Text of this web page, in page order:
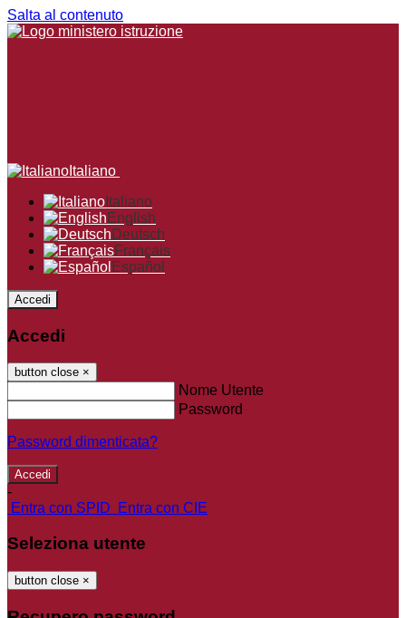
Salta al contenuto
Italiano
Italiano
English
Deutsch
Français
Español
Accedi
Accedi
button close ×
Nome Utente
Password
Password dimenticata?
-
Entra con SPID
Entra con CIE
Seleziona utente
button close ×